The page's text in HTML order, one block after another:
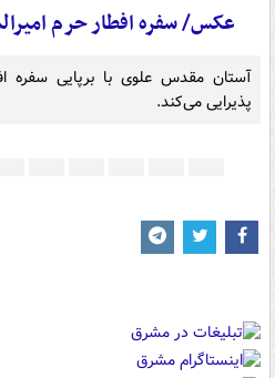
عکس/ سفره افطار حرم
آستان مقدس علوی با برپایی سفره
پذیرایی می‌کند.